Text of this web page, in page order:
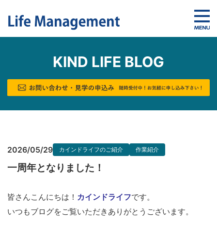
KIND LIFE BLOG
2026/05/29 カインドライフのご紹介 作業紹介
一周年となりました！
皆さんこんにちは！ カインドライフです。
いつもブログをご覧いただきありがとうございます。